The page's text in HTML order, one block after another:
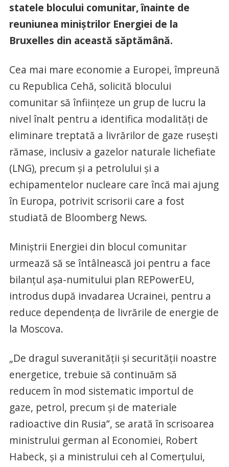
statele blocului comunitar, înainte de
reuniunea miniștrilor Energiei de la
Bruxelles din această săptămână.
Cea mai mare economie a Europei, împreună
cu Republica Cehă, solicită blocului
comunitar să înființeze un grup de lucru la
nivel înalt pentru a identifica modalități de
eliminare treptată a livrărilor de gaze rusești
rămase, inclusiv a gazelor naturale lichefiate
(LNG), precum și a petrolului și a
echipamentelor nucleare care încă mai ajung
în Europa, potrivit scrisorii care a fost
studiată de Bloomberg News.
Miniștrii Energiei din blocul comunitar
urmează să se întâlnească joi pentru a face
bilanțul așa-numitului plan REPowerEU,
introdus după invadarea Ucrainei, pentru a
reduce dependența de livrările de energie de
la Moscova.
„De dragul suveranității și securității noastre
energetice, trebuie să continuăm să
reducem în mod sistematic importul de
gaze, petrol, precum și de materiale
radioactive din Rusia”, se arată în scrisoarea
ministrului german al Economiei, Robert
Habeck, și a ministrului ceh al Comerțului,